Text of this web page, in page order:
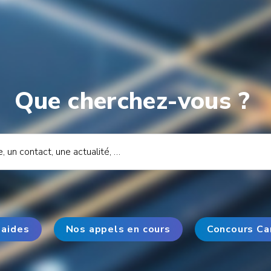
Que cherchez-vous ?
Nos appels en cours Concours